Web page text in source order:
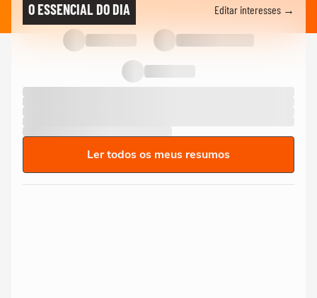
O ESSENCIAL DO DIA Editar interesses →
Ler todos os meus resumos